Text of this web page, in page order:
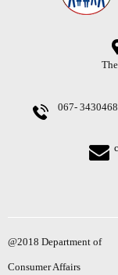
The
067-
@2018 Department of
Consumer Affairs